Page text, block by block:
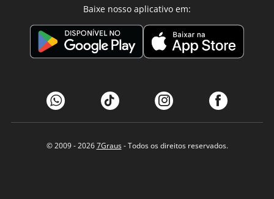
Baixe nosso aplicativo em:
© 2009 - 20267Graus- Todos os direitos reservados.